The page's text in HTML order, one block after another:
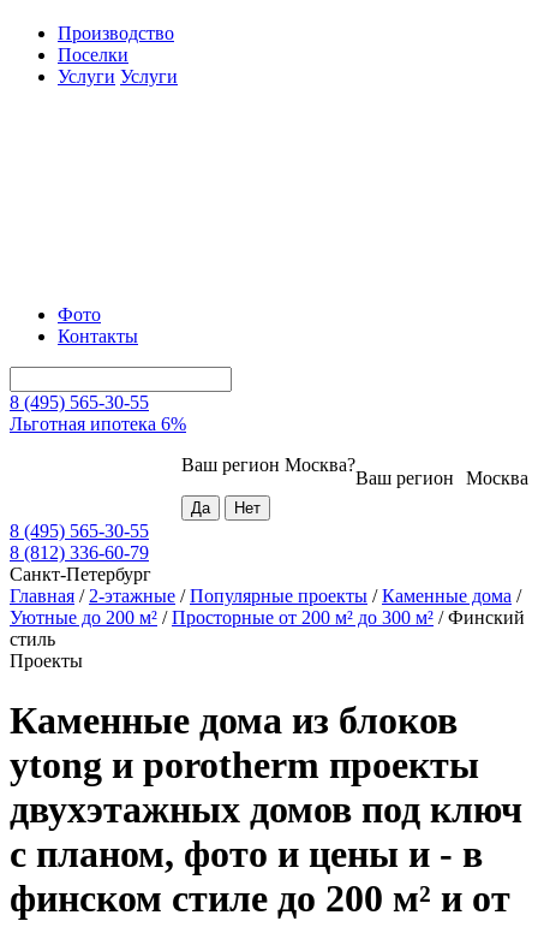
Производство
Поселки
Услуги Услуги
Фото
Контакты
8 (495) 565-30-55
Льготная ипотека 6%
Москва
Ваш регион
Ваш регион Москва?
8 (495) 565-30-55
8 (812) 336-60-79
Санкт-Петербург
Главная / 2-этажные /Популярные проекты /Каменные дома /
Уютные до 200 м² /Просторные от 200 м² до 300 м² /Финский
стиль
Проекты
Каменные дома из блоков
ytong и porotherm проекты
двухэтажных домов под ключ
с планом, фото и цены и - в
финском стиле до 200 м² и от